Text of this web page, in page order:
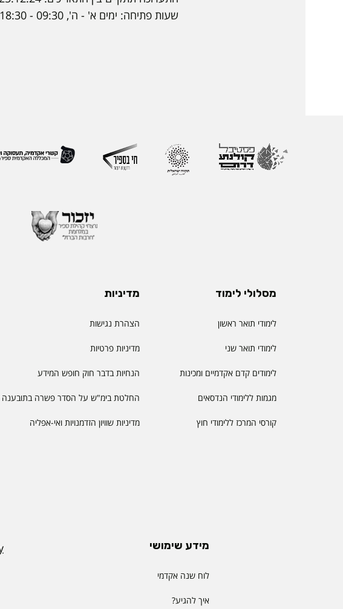
שעות פתיחה: ימים א' - ה', 09:30 - 18:30
מסלולי לימוד
לימודי תואר ראשון
לימודי תואר שני
לימודים קדם אקדמיים ומכינות
מגמות ללימודי הנדסאים
קורסי המרכז ללימודי חוץ
מדיניות
הצהרת נגישות
מדיניות פרטיות
הנחיות בדבר חוק חופש המידע
החלטת בימ"ש על הסדר פשרה בתובענה
מדיניות שוויון הזדמנויות ואי-אפליה
מידע שימושי
לוח שנה אקדמי
איך להגיע?